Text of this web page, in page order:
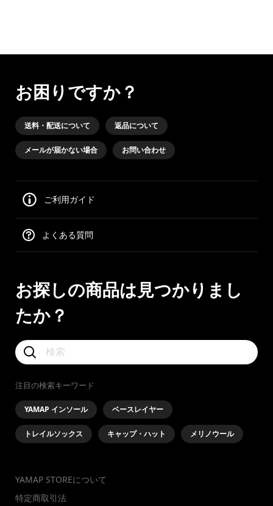
お困りですか？
送料・配送について 返品について
メールが届かない場合 お問い合わせ
ご利用ガイド
よくある質問
お探しの商品は見つかりまし
たか？
注目の検索キーワード
YAMAP インソール ベースレイヤー
トレイルソックス キャップ・ハット メリノウール
YAMAP STOREについて
特定商取引法